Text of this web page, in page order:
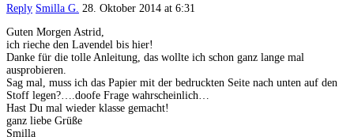
Reply Smilla G. 28. Oktober 2014 at 6:31
Guten Morgen Astrid,
ich rieche den Lavendel bis hier!
Danke für die tolle Anleitung, das wollte ich schon ganz lange mal
ausprobieren.
Sag mal, muss ich das Papier mit der bedruckten Seite nach unten auf den
Stoff legen?….doofe Frage wahrscheinlich…
Hast Du mal wieder klasse gemacht!
ganz liebe Grüße
Smilla